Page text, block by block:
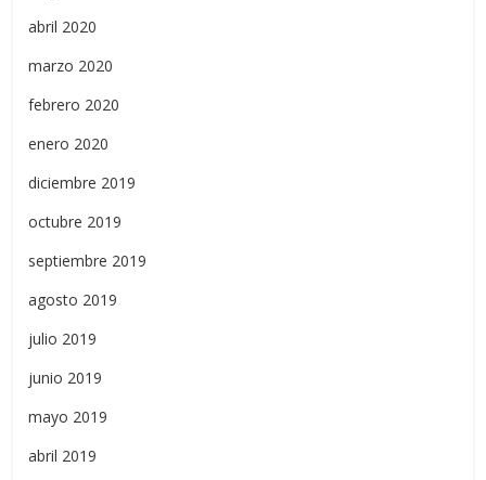
abril 2020
marzo 2020
febrero 2020
enero 2020
diciembre 2019
octubre 2019
septiembre 2019
agosto 2019
julio 2019
junio 2019
mayo 2019
abril 2019